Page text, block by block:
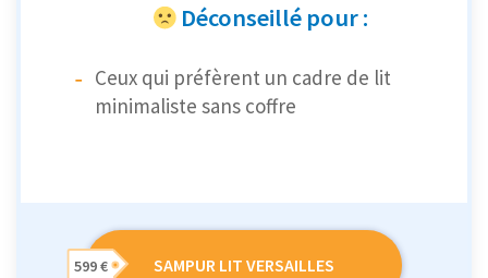
Déconseillé pour :
Ceux qui préfèrent un cadre de lit
minimaliste sans coffre
SAMPUR LIT VERSAILLES
599 €